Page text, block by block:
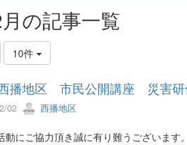
の記事一覧
10件
播地区 市民公開講座 災害研
02 西播地区
にご協力頂き誠に有り難うございます。